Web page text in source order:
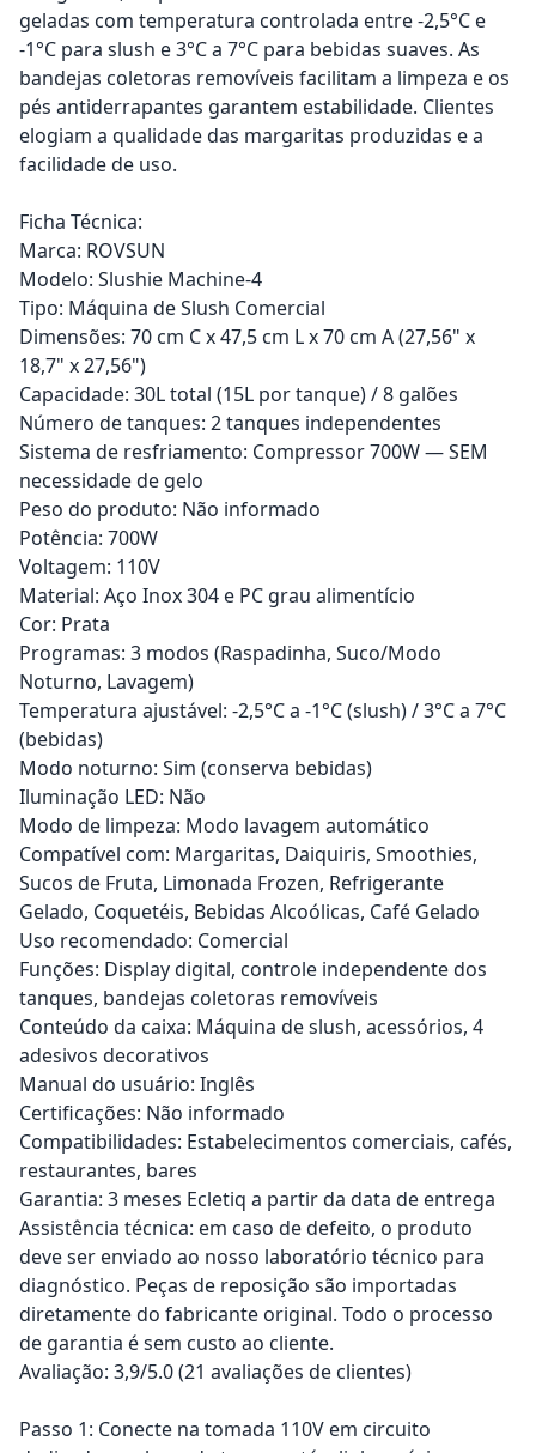
geladas com temperatura controlada entre -2,5°C e
-1°C para slush e 3°C a 7°C para bebidas suaves. As
bandejas coletoras removíveis facilitam a limpeza e os
pés antiderrapantes garantem estabilidade. Clientes
elogiam a qualidade das margaritas produzidas e a
facilidade de uso.
Ficha Técnica:
Marca: ROVSUN
Modelo: Slushie Machine-4
Tipo: Máquina de Slush Comercial
Dimensões: 70 cm C x 47,5 cm L x 70 cm A (27,56" x
18,7" x 27,56")
Capacidade: 30L total (15L por tanque) / 8 galões
Número de tanques: 2 tanques independentes
Sistema de resfriamento: Compressor 700W — SEM
necessidade de gelo
Peso do produto: Não informado
Potência: 700W
Voltagem: 110V
Material: Aço Inox 304 e PC grau alimentício
Cor: Prata
Programas: 3 modos (Raspadinha, Suco/Modo
Noturno, Lavagem)
Temperatura ajustável: -2,5°C a -1°C (slush) / 3°C a 7°C
(bebidas)
Modo noturno: Sim (conserva bebidas)
Iluminação LED: Não
Modo de limpeza: Modo lavagem automático
Compatível com: Margaritas, Daiquiris, Smoothies,
Sucos de Fruta, Limonada Frozen, Refrigerante
Gelado, Coquetéis, Bebidas Alcoólicas, Café Gelado
Uso recomendado: Comercial
Funções: Display digital, controle independente dos
tanques, bandejas coletoras removíveis
Conteúdo da caixa: Máquina de slush, acessórios, 4
adesivos decorativos
Manual do usuário: Inglês
Certificações: Não informado
Compatibilidades: Estabelecimentos comerciais, cafés,
restaurantes, bares
Garantia: 3 meses Ecletiq a partir da data de entrega
Assistência técnica: em caso de defeito, o produto
deve ser enviado ao nosso laboratório técnico para
diagnóstico. Peças de reposição são importadas
diretamente do fabricante original. Todo o processo
de garantia é sem custo ao cliente.
Avaliação: 3,9/5.0 (21 avaliações de clientes)
Passo 1: Conecte na tomada 110V em circuito